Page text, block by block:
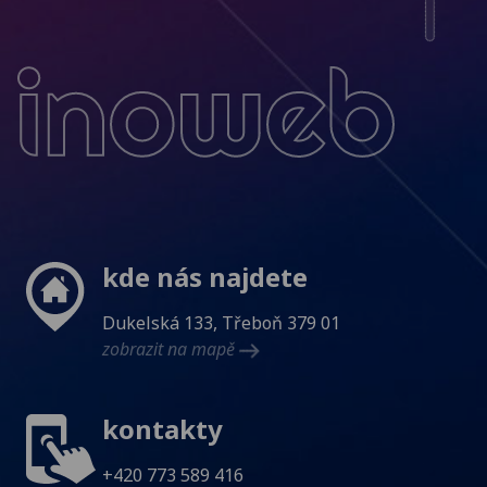
kde nás najdete
Dukelská 133, Třeboň 379 01
zobrazit na mapě
kontakty
+420 773 589 416